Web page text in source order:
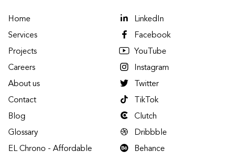
Home
Services
Projects
Careers
About us
Contact
Blog
Glossary
EL Chrono - Affordable
LinkedIn
Facebook
YouTube
Instagram
Twitter
TikTok
Clutch
Dribbble
Behance